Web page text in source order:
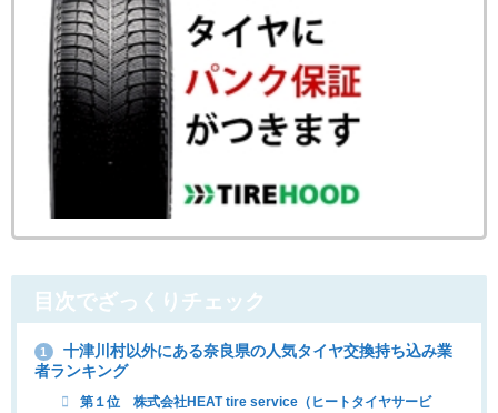
目次でざっくりチェック
1
十津川村以外にある奈良県の人気タイヤ交換持ち込み業
者ランキング
第１位 株式会社HEAT tire service（ヒートタイヤサービ